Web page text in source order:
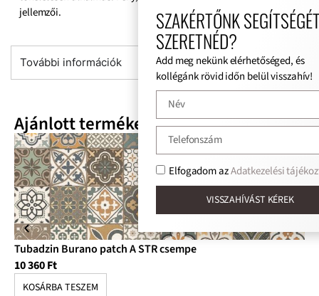
jellemzői.
További információk
Ajánlott termékek
Tubadzin Burano patch A STR csempe
10 360Ft
KOSÁRBA TESZEM
SZAKÉRTŐNK SEGÍTSÉGÉT
SZERETNÉD?
Add meg nekünk elérhetőséged, és
kollégánk rövid időn belül visszahív!
Elfogadom azAdatkezelési
VISSZAHÍVÁST KÉREK